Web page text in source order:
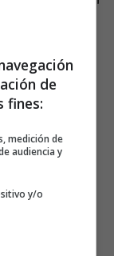
de
fines:
medición de
audiencia y
y/o